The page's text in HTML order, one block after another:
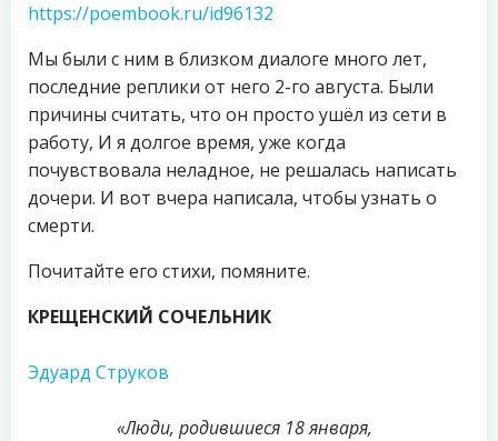
https://poembook.ru/id96132
Мы были с ним в близком диалоге много лет,
последние реплики от него 2-го августа. Были
причины считать, что он просто ушёл из сети в
работу, И я долгое время, уже когда
почувствовала неладное, не решалась написать
дочери. И вот вчера написала, чтобы узнать о
смерти.
Почитайте его стихи, помяните.
КРЕЩЕНСКИЙ СОЧЕЛЬНИК
Эдуард Струков
«Люди, родившиеся 18 января,